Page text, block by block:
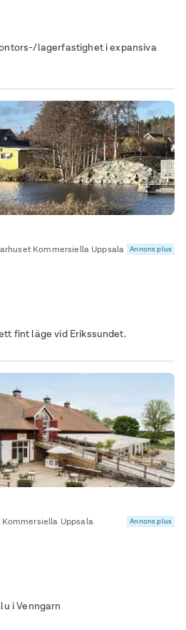
lagerfastighet i expansiva
Kommersiella Uppsala Annons plus
fint läge vid Erikssundet.
Kommersiella Uppsala Annons plus
i Venngarn